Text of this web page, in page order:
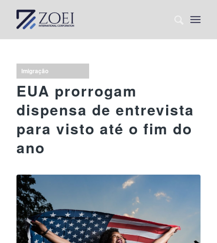
Imigração
EUA prorrogam
dispensa de entrevista
para visto até o fim do
ano